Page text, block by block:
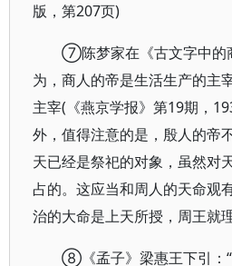
版，第207页)
⑦陈梦家在《古文字中的
为，商人的帝是生活生产的主
主宰(《燕京学报》第19期，
外，值得注意的是，殷人的帝
天已经是祭祀的对象，虽然对
占的。这应当和周人的天命观
治的大命是上天所授，周王就
⑧《孟子》梁惠王下引：“